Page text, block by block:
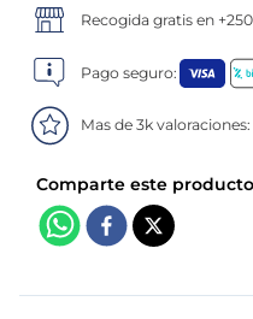
Recogida gratis en
Pago seguro:
Mas de 3k valoraciones:
10. pollo